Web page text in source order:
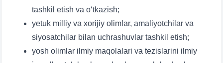
tashkil etish va o‘tkazish;
yetuk milliy va xorijiy olimlar, amaliyotchilar va
siyosatchilar bilan uchrashuvlar tashkil etish;
yosh olimlar ilmiy maqolalari va tezislarini ilmiy
3. Suhbat (bakalavr) (8)
5. To'lov-kontrakt (2) 6. Elektron ariza (16)
7. Call-center (4) 8. Bakalavriat kvotasi (3)